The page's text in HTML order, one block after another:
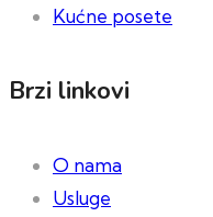
Kućne posete
Brzi linkovi
O nama
Usluge